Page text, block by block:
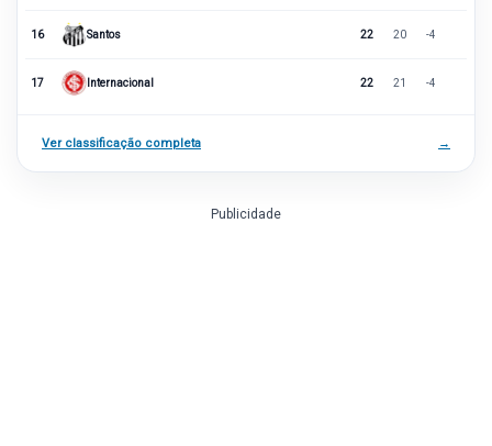
16 Santos 22 20 -4
17 Internacional 22 21 -4
Ver classificação completa →
Publicidade